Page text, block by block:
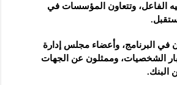
الفاعل، وتتعاون المؤسسات في
البرنامج، وأعضاء مجلس إدارة
الشخصيات، وممثلون عن الجهات
البنك.